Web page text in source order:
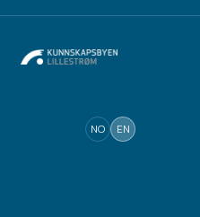
NO EN